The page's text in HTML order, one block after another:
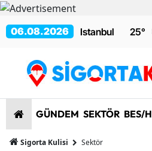
06.08.2026 25°
GÜNDEM SEKTÖR BES/
Sigorta Kulisi Sektör